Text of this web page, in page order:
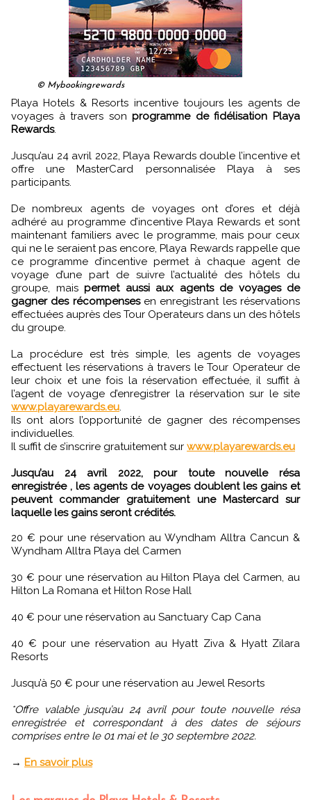
© Mybookingrewards
Playa Hotels & Resorts incentive toujours les agents de
voyages à travers sonprogramme de fidélisation Playa
Rewards.
Jusqu’au 24 avril 2022, Playa Rewards double l’incentive et
offre une MasterCard personnalisée Playa à ses
participants.
De nombreux agents de voyages ont d’ores et déjà
adhéré au programme d’incentive Playa Rewards et sont
maintenant familiers avec le programme, mais pour ceux
qui ne le seraient pas encore, Playa Rewards rappelle que
ce programme d’incentive permet à chaque agent de
voyage d’une part de suivre l’actualité des hôtels du
groupe, mais permet aussi aux agents de voyages de
gagner des récompensesen enregistrant les réservations
effectuées auprès des Tour Operateurs dans un des hôtels
du groupe.
La procédure est très simple, les agents de voyages
effectuent les réservations à travers le Tour Operateur de
leur choix et une fois la réservation effectuée, il suffit à
l’agent de voyage d’enregistrer la réservation sur le site
www.playarewards.eu.
Ils ont alors l’opportunité de gagner des récompenses
individuelles.
Il suffit de s’inscrire gratuitement sur www.playarewards.eu
Jusqu’au 24 avril 2022, pour toute nouvelle résa
enregistrée , les agents de voyages doublent les gains et
peuvent commander gratuitement une Mastercard sur
laquelle les gains seront crédités.
20 € pour une réservation au Wyndham Alltra Cancun &
Wyndham Alltra Playa del Carmen
30 € pour une réservation au Hilton Playa del Carmen, au
Hilton La Romana et Hilton Rose Hall
40 € pour une réservation au Sanctuary Cap Cana
40 € pour une réservation au Hyatt Ziva & Hyatt Zilara
Resorts
Jusqu’à 50 € pour une réservation au Jewel Resorts
*Offre valable jusqu’au 24 avril pour toute nouvelle résa
enregistrée et correspondant à des dates de séjours
comprises entre le 01 mai et le 30 septembre 2022.
→ En savoir plus